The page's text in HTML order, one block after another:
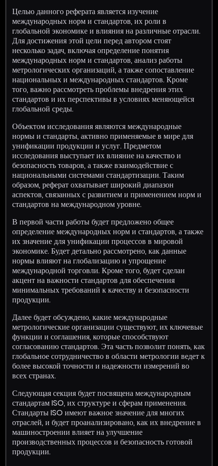
Целью данного реферата является изучение
международных норм и стандартов, их роли в
глобальной экономике и влияния на различные отрасли.
Для достижения этой цели перед автором стоят
несколько задач, включая определение понятия
международных норм и стандартов, анализ работы
метрологических организаций, а также сопоставление
национальных и международных стандартов. Кроме
того, важно рассмотреть проблемы внедрения этих
стандартов и их перспективы в условиях меняющейся
глобальной среды.
Объектом исследования являются международные
нормы и стандарты, активно применяемые в мире для
унификации продукции и услуг. Предметом
исследования выступает их влияние на качество и
безопасность товаров, а также взаимодействие с
национальными системами стандартизации. Таким
образом, реферат охватывает широкий диапазон
аспектов, связанных с развитием и применением норм и
стандартов на международном уровне.
В первой части работы будет предложено общее
определение международных норм и стандартов, а также
их значение для унификации процессов в мировой
экономике. Будет детально рассмотрено, как данные
нормы влияют на глобализацию и упрощение
международной торговли. Кроме того, будет сделан
акцент на важности стандартов для обеспечения
минимальных требований к качеству и безопасности
продукции.
Далее будет обсуждено, какие международные
метрологические организации существуют, их ключевые
функции и соглашения, которые способствуют
согласованию стандартов. Эта часть позволит понять, как
глобальное сотрудничество в области метрологии ведет к
более высокой точности и надежности измерений во
всех странах.
Следующая секция будет посвящена международным
стандартам ISO, их структуре и сферам применения.
Стандарты ISO имеют важное значение для многих
отраслей, и будет проанализировано, как их внедрение в
машиностроении влияет на улучшение
производственных процессов и безопасность готовой
продукции.